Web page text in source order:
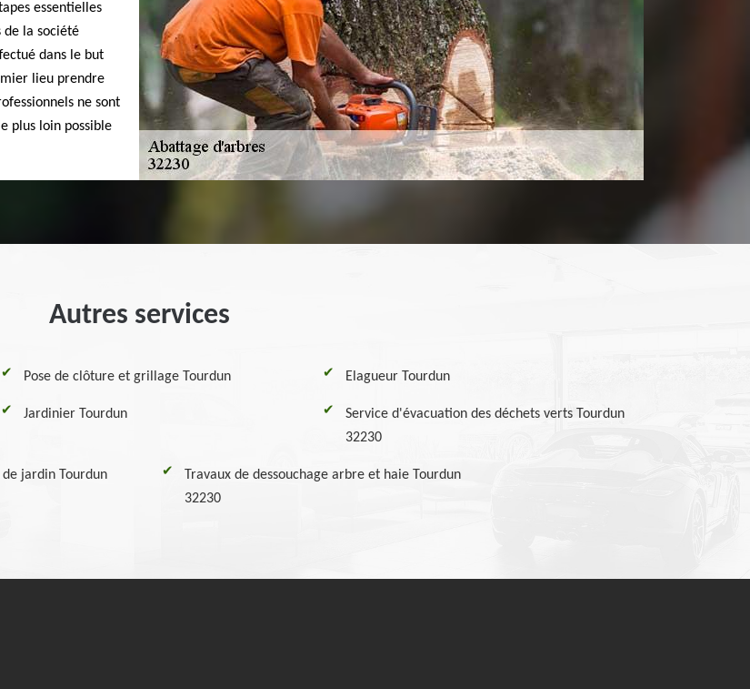
essentielles
de la société
dans le but
lieu prendre
ne sont
plus loin possible
Autres services
Pose de clôture et grillage Tourdun Elagueur Tourdun
Jardinier Tourdun
Service d'évacuation des déchets verts Tourdun
32230
jardin Tourdun
Travaux de dessouchage arbre et haie Tourdun
32230